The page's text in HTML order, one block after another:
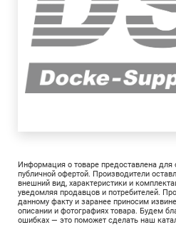
Информация о товаре предоставлена для
публичной офертой. Производители
внешний вид, характеристики и
уведомляя продавцов и потребителей.
данному факту и заранее приносим
описании и фотографиях товара. Будем
ошибках — это поможет сделать наш